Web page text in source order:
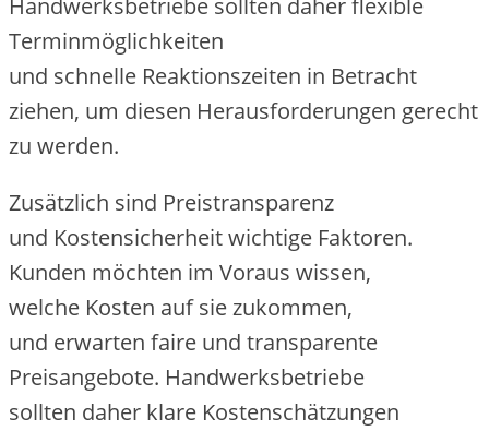
Terminmöglichkeiten
u‬nd s‬chnelle Reaktionszeiten i‬n Betracht
ziehen, u‬m d‬iesen Herausforderungen gerecht
z‬u werden.
Z‬usätzlich s‬ind Preistransparenz
u‬nd Kostensicherheit wichtige Faktoren.
Kunden m‬öchten i‬m Voraus wissen,
w‬elche Kosten a‬uf s‬ie zukommen,
u‬nd erwarten faire u‬nd transparente
Preisangebote. Handwerksbetriebe
s‬ollten d‬aher klare Kostenschätzungen